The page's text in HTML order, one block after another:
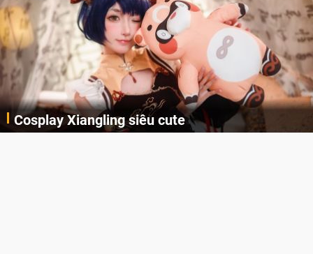
Lala Croft vừa nóng vừa xinh dưới nét vẽ của
AI